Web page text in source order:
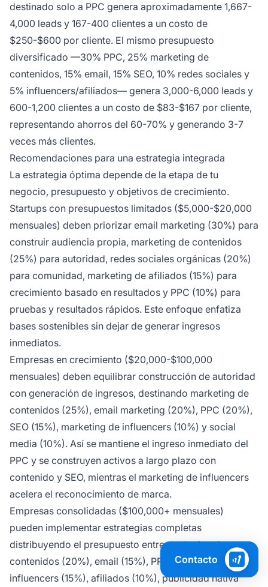
destinado solo a PPC genera aproximadamente 1,667-
4,000 leads y 167-400 clientes a un costo de
$250-$600 por cliente. El mismo presupuesto
diversificado —30% PPC, 25% marketing de
contenidos, 15% email, 15% SEO, 10% redes sociales y
5% influencers/afiliados— genera 3,000-6,000 leads y
600-1,200 clientes a un costo de $83-$167 por cliente,
representando ahorros del 60-70% y generando 3-7
veces más clientes.
Recomendaciones para una estrategia integrada
La estrategia óptima depende de la etapa de tu
negocio, presupuesto y objetivos de crecimiento.
Startups con presupuestos limitados ($5,000-$20,000
mensuales) deben priorizar email marketing (30%) para
construir audiencia propia, marketing de contenidos
(25%) para autoridad, redes sociales orgánicas (20%)
para comunidad, marketing de afiliados (15%) para
crecimiento basado en resultados y PPC (10%) para
pruebas y resultados rápidos. Este enfoque enfatiza
bases sostenibles sin dejar de generar ingresos
inmediatos.
Empresas en crecimiento ($20,000-$100,000
mensuales) deben equilibrar construcción de autoridad
con generación de ingresos, destinando marketing de
contenidos (25%), email marketing (20%), PPC (20%),
SEO (15%), marketing de influencers (10%) y social
media (10%). Así se mantiene el ingreso inmediato del
PPC y se construyen activos a largo plazo con
contenido y SEO, mientras el marketing de influencers
acelera el reconocimiento de marca.
Empresas consolidadas ($100,000+ mensuales)
pueden implementar estrategias completas
distribuyendo el presupuesto entre marketing de
contenidos (20%), email (15%), PPC (15%), SEO (15%),
influencers (15%), afiliados (10%), publicidad nativa
Contacto